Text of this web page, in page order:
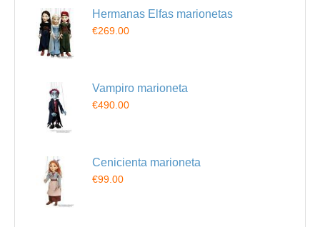
Hermanas Elfas marionetas
€269.00
Vampiro marioneta
€490.00
Cenicienta marioneta
€99.00